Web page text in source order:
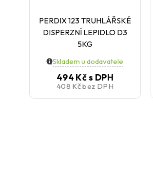
PERDIX 123 TRUHLÁŘSKÉ
DISPERZNÍ LEPIDLO D3
5KG
Skladem u dodavatele
494 Kčs DPH
408 Kčbez DPH